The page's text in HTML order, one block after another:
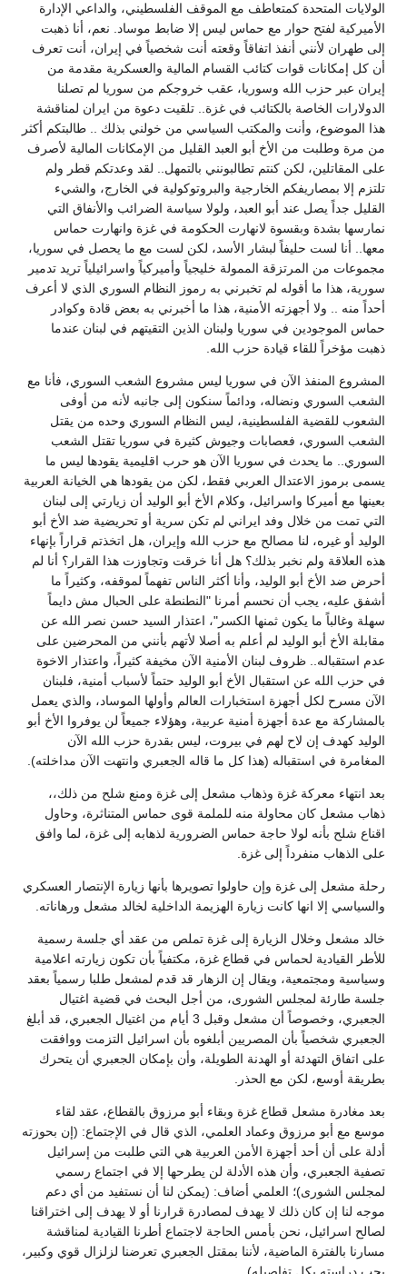
الولايات المتحدة كمتعاطف مع الموقف الفلسطيني، والداعي الإدارة
الأميركية لفتح حوار مع حماس ليس إلا ضابط موساد. نعم، أنا ذهبت
إلى طهران لأنني أنفذ اتفاقاً وقعته أنت شخصياً في إيران، أنت تعرف
أن كل إمكانات قوات كتائب القسام المالية والعسكرية مقدمة من
إيران عبر حزب الله وسوريا، عقب خروجكم من سوريا لم تصلنا
الدولارات الخاصة بالكتائب في غزة.. تلقيت دعوة من ايران لمناقشة
هذا الموضوع، وأنت والمكتب السياسي من خولني بذلك .. طالبتكم أكثر
من مرة وطلبت من الأخ أبو العبد القليل من الإمكانات المالية لأصرف
على المقاتلين، لكن كنتم تطالبونني بالتمهل.. لقد وعدتكم قطر ولم
تلتزم إلا بمصاريفكم الخارجية والبروتوكولية في الخارج، والشيء
القليل جداً يصل عند أبو العبد، ولولا سياسة الضرائب والأنفاق التي
نمارسها بشدة وبقسوة لانهارت الحكومة في غزة وانهارت حماس
معها.. أنا لست حليفاً لبشار الأسد، لكن لست مع ما يحصل في سوريا،
مجموعات من المرتزقة الممولة خليجياً وأميركياً واسرائيلياً تريد تدمير
سورية، هذا ما أقوله لم تخبرني به رموز النظام السوري الذي لا أعرف
أحداً منه .. ولا أجهزته الأمنية، هذا ما أخبرني به بعض قادة وكوادر
حماس الموجودين في سوريا ولبنان الذين التقيتهم في لبنان عندما
ذهبت مؤخراً للقاء قيادة حزب الله.
المشروع المنفذ الآن في سوريا ليس مشروع الشعب السوري، فأنا مع
الشعب السوري ونضاله، ودائماً سنكون إلى جانبه لأنه من أوفى
الشعوب للقضية الفلسطينية، ليس النظام السوري وحده من يقتل
الشعب السوري، فعصابات وجيوش كثيرة في سوريا تقتل الشعب
السوري.. ما يحدث في سوريا الآن هو حرب اقليمية يقودها ليس ما
يسمى برموز الاعتدال العربي فقط، لكن من يقودها هي الخيانة العربية
بعينها مع أميركا واسرائيل، وكلام الأخ أبو الوليد أن زيارتي إلى لبنان
التي تمت من خلال وفد ايراني لم تكن سرية أو تحريضية ضد الأخ أبو
الوليد أو غيره، لنا مصالح مع حزب الله وإيران، هل اتخذتم قراراً بإنهاء
هذه العلاقة ولم نخبر بذلك؟ هل أنا خرقت وتجاوزت هذا القرار؟ أنا لم
أحرض ضد الأخ أبو الوليد، وأنا أكثر الناس تفهماً لموقفه، وكثيراً ما
أشفق عليه، يجب أن نحسم أمرنا "النطنطة على الحبال مش دايماً
سهلة وغالباً ما يكون ثمنها الكسر"، اعتذار السيد حسن نصر الله عن
مقابلة الأخ أبو الوليد لم أعلم به أصلا لأتهم بأنني من المحرضين على
عدم استقباله.. ظروف لبنان الأمنية الآن مخيفة كثيراً، واعتذار الاخوة
في حزب الله عن استقبال الأخ أبو الوليد حتماً لأسباب أمنية، فلبنان
الآن مسرح لكل أجهزة استخبارات العالم وأولها الموساد، والذي يعمل
بالمشاركة مع عدة أجهزة أمنية عربية، وهؤلاء جميعاً لن يوفروا الأخ أبو
الوليد كهدف إن لاح لهم في بيروت، ليس بقدرة حزب الله الآن
المغامرة في استقباله (هذا كل ما قاله الجعبري وانتهت الآن مداخلته).
بعد انتهاء معركة غزة وذهاب مشعل إلى غزة ومنع شلح من ذلك،،
ذهاب مشعل كان محاولة منه للملمة قوى حماس المتناثرة، وحاول
اقناع شلح بأنه لولا حاجة حماس الضرورية لذهابه إلى غزة، لما وافق
على الذهاب منفرداً إلى غزة.
رحلة مشعل إلى غزة وإن حاولوا تصويرها بأنها زيارة الإنتصار العسكري
والسياسي إلا انها كانت زيارة الهزيمة الداخلية لخالد مشعل ورهاناته.
خالد مشعل وخلال الزيارة إلى غزة تملص من عقد أي جلسة رسمية
للأطر القيادية لحماس في قطاع غزة، مكتفياً بأن تكون زيارته اعلامية
وسياسية ومجتمعية، ويقال إن الزهار قد قدم لمشعل طلبا رسمياً بعقد
جلسة طارئة لمجلس الشورى، من أجل البحث في قضية اغتيال
الجعبري، وخصوصاً أن مشعل وقبل 3 أيام من اغتيال الجعبري، قد أبلغ
الجعبري شخصياً بأن المصريين أبلغوه بأن اسرائيل التزمت ووافقت
على اتفاق التهدئة أو الهدنة الطويلة، وأن بإمكان الجعبري أن يتحرك
بطريقة أوسع، لكن مع الحذر.
بعد مغادرة مشعل قطاع غزة وبقاء أبو مرزوق بالقطاع، عقد لقاء
موسع مع أبو مرزوق وعماد العلمي، الذي قال في الإجتماع: (إن بحوزته
أدلة على أن أحد أجهزة الأمن العربية هي التي طلبت من إسرائيل
تصفية الجعبري، وأن هذه الأدلة لن يطرحها إلا في اجتماع رسمي
لمجلس الشورى)؛ العلمي أضاف: (يمكن لنا أن نستفيد من أي دعم
موجه لنا إن كان ذلك لا يهدف لمصادرة قرارنا أو لا يهدف إلى اختراقنا
لصالح اسرائيل، نحن بأمس الحاجة لاجتماع أطرنا القيادية لمناقشة
مسارنا بالفترة الماضية، لأننا بمقتل الجعبري تعرضنا لزلزال قوي وكبير،